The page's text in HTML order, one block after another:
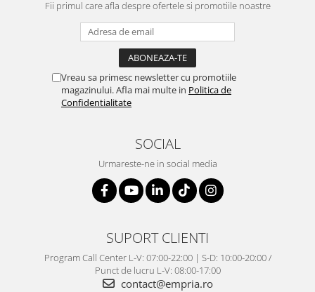
Fii primul care afla despre ofertele si promotiile noastre
Vreau sa primesc newsletter cu promotiile
magazinului. Afla mai multe in Politica de
Confidentialitate
SOCIAL
Urmareste-ne in social media
SUPORT CLIENTI
Program Call Center L-V: 07:00-22:00 | S-D: 10:00-20:00 /
Punct de lucru L-V: 08:00-17:00
contact@empria.ro